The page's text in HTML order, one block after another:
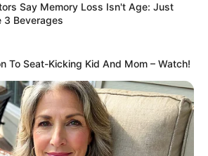
ΕΠΙΚΟΙΝΩΝΙΑ ΟΡΟΙ ΧΡΗΣΗΣ
Say Memory Loss Isn't Age: Just
3 Beverages
To Seat-Kicking Kid And Mom – Watch!